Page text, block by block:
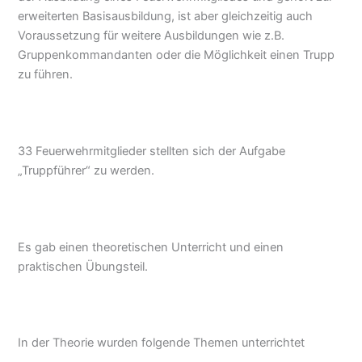
erweiterten Basisausbildung, ist aber gleichzeitig auch
Voraussetzung für weitere Ausbildungen wie z.B.
Gruppenkommandanten oder die Möglichkeit einen Trupp
zu führen.
33 Feuerwehrmitglieder stellten sich der Aufgabe
„Truppführer“ zu werden.
Es gab einen theoretischen Unterricht und einen
praktischen Übungsteil.
In der Theorie wurden folgende Themen unterrichtet